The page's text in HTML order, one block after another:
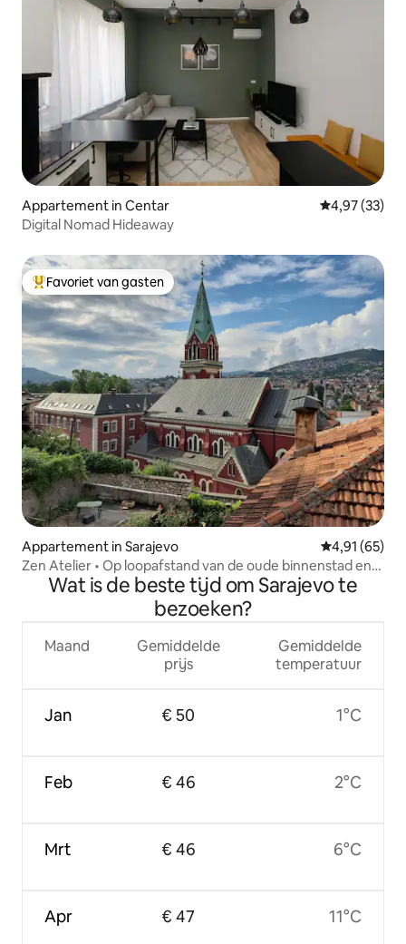
Appartement in Centar Gemiddelde
4,97 (33)
Digital Nomad Hideaway
Topfavoriet van gasten
Favoriet van gasten
Appartement in Sarajevo Gemiddelde
4,91 (65)
Zen Atelier • Op loopafstand van de oude binnenstad en
het stadscentrum
Wat is de beste tijd om Sarajevo te
bezoeken?
Maand
Jan
Feb
Mrt
Apr
Gemiddelde
prijs
€ 50
€ 46
€ 46
€ 47
Gemiddelde
temperatuur
1°C
2°C
6°C
11°C